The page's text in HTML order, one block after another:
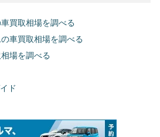
買取相場を調べる
車買取相場を調べる
場を調べる
ド